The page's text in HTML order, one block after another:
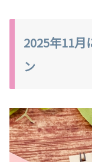
2025年11月
ン